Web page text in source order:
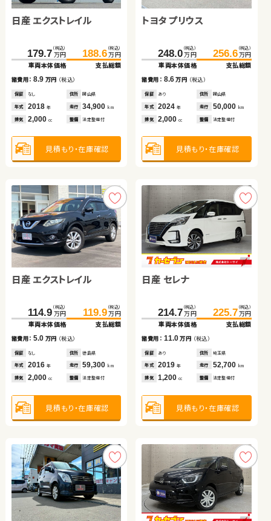
日産 エクストレイル
179.7 （税込）
万円
車両本体価格
188.6 （税込）
万円
支払総額
諸費用：8.9 万円 （税込）
保証 なし 住所 岡山県
年式 2018 年 走行 34,900 km
排気 2,000 cc 整備 法定整備付
見積もり・在庫確認
トヨタ プリウス
248.0 （税込）
万円
車両本体価格
256.6 （税込）
万円
支払総額
諸費用： 8.6万円 （税込）
保証 あり 住所 岡山県
年式 2024年 走行 50,000 km
排気 2,000cc 整備 法定整備付
見積もり・在庫確認
日産 エクストレイル
114.9 （税込）
万円
車両本体価格
119.9 （税込）
万円
支払総額
諸費用：5.0 万円 （税込）
保証 なし 住所 徳島県
年式 2016 年 走行 59,300 km
排気 2,000 cc 整備 法定整備付
見積もり・在庫確認
日産 セレナ
214.7 （税込）
万円
車両本体価格
225.7 （税込）
万円
支払総額
諸費用： 11.0万円 （税込）
保証 あり 住所 埼玉県
年式 2019年 走行 52,700 km
排気 1,200cc 整備 法定整備付
見積もり・在庫確認
379.7（税込）
万円
386.6
諸費用：6.9 万円（税込）
なし 岡山県
年式 2018年 走行
排気 2,500 整備 法定整備付
見積もり・在庫確認
378.0（税込）
万円
諸費用：16.5万円（税込）
あり
年式 2021年 走行
排気 2,500 整備 法定整備付
見積もり・在庫確認
トヨタ ヴォクシー
199.8（税込）
万円
215.3
諸費用：15.5万円（税込）
あり 静岡県
年式 2018年 走行
排気 2,000 整備 法定整備付
見積もり・在庫確認
スバル フォレスター
68.4（税込）
万円
諸費用：17.1万円（税込）
あり
年式 2012年 走行
排気 2,000 整備 法定整備付
見積もり・在庫確認
トヨタ アルファード スズキ アルト ＨＢ
ダイハツ タント
51.6 （税込）
万円
車両本体価格
59.8 （税込）
万円
支払総額
諸費用：8.2 万円 （税込）
保証 あり 住所 青森県
年式 2019 年 走行 144,800km
排気 660cc 整備 法定整備付
見積もり・在庫確認
トヨタ ノア ハイブリッド
391.4 （税込）
万円
車両本体価格
399.7 （税込）
万円
支払総額
諸費用： 8.3万円 （税込）
保証 なし 住所 岡山県
年式 2022年 走行 38,300 km
排気 1,800cc 整備 なし
見積もり・在庫確認
スバル フォレスター ハイ
206.1 （税込）
万円
車両本体価格
219.9 （税込）
万円
支払総額
諸費用：13.8万円（税込）
保証 あり 住所 岩手県
年式 2018 年 走行 68,400 km
排気 2,000 cc 整備 法定整備付
見積もり・在庫確認
スズキ スイフト
34.8 （税込）
万円
車両本体価格
43.0 （税込）
万円
支払総額
諸費用： 8.2万円（税込）
保証 なし 住所 宮城県
年式 2011年 走行 106,900km
排気 1,200cc 整備 法定整備付
見積もり・在庫確認